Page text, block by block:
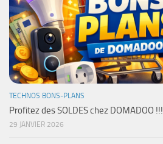
TECHNOS BONS-PLANS
Profitez des SOLDES chez DOMADOO !!!
29 JANVIER 2026